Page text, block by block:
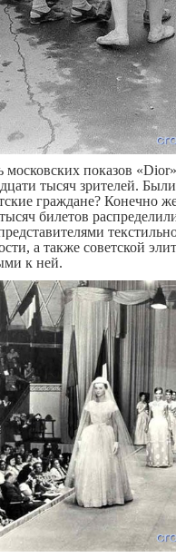
московских показов
тысяч зрителей.
граждане? Конечно
билетов
а также советской
к ней.